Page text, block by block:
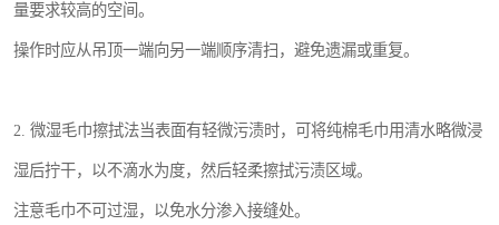
量要求较高的空间。
操作时应从吊顶一端向另一端顺序清扫，避免遗漏或重复。
2. 微湿毛巾擦拭法当表面有轻微污渍时，可将纯棉毛巾用清水略微浸
湿后拧干，以不滴水为度，然后轻柔擦拭污渍区域。
注意毛巾不可过湿，以免水分渗入接缝处。